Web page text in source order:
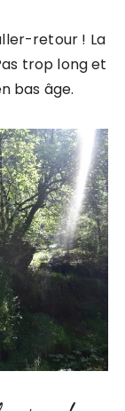
retour ! La
trop long et
bas âge.